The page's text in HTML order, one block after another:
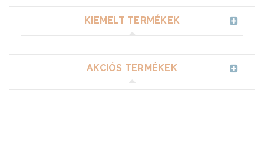
KIEMELT TERMÉKEK
AKCIÓS TERMÉKEK